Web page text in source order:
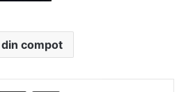
compot